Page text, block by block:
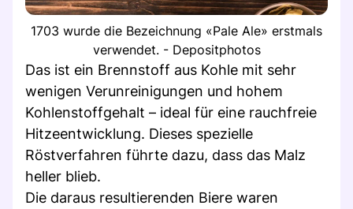
1703 wurde die Bezeichnung «Pale Ale» erstmals
verwendet. - Depositphotos
Das ist ein Brennstoff aus Kohle mit sehr
wenigen Verunreinigungen und hohem
Kohlenstoffgehalt – ideal für eine rauchfreie
Hitzeentwicklung. Dieses spezielle
Röstverfahren führte dazu, dass das Malz
heller blieb.
Die daraus resultierenden Biere waren